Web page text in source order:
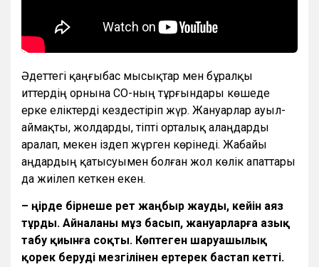
Әдеттегі қаңғыбас мысықтар мен бұралқы
иттердің орнына СҚО-ның тұрғындары көшеде
ерке еліктерді кездестіріп жүр. Жануарлар ауыл-
аймақты, жолдарды, тіпті орталық алаңдарды
аралап, мекен іздеп жүрген көрінеді. Жабайы
аңдардың қатысуымен болған жол көлік апаттары
да жиілеп кеткен екен.
– Өңірде бірнеше рет жаңбыр жауды, кейін аяз
тұрды. Айналаны мұз басып, жануарларға азық
табу қиынға соқты. Көптеген шаруашылық
қорек беруді мезгілінен ертерек бастап кетті.